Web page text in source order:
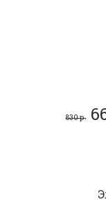
830 р.